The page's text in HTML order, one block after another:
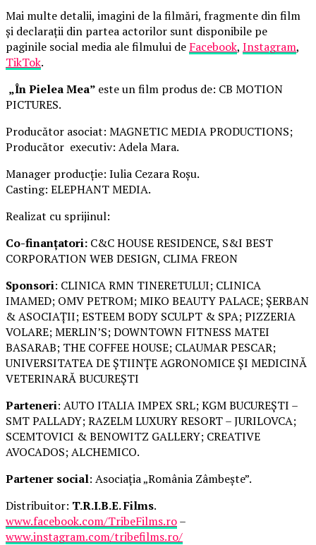
Mai multe detalii, imagini de la filmări, fragmente din film
și declarații din partea actorilor sunt disponibile pe
paginile social media ale filmului de Facebook, Instagram,
TikTok.
„În Pielea Mea” este un film produs de: CB MOTION
PICTURES.
Producător asociat: MAGNETIC MEDIA PRODUCTIONS;
Producător executiv: Adela Mara.
Manager producție: Iulia Cezara Roșu.
Casting: ELEPHANT MEDIA.
Realizat cu sprijinul:
Co-finanțatori: C&C HOUSE RESIDENCE, S&I BEST
CORPORATION WEB DESIGN, CLIMA FREON
Sponsori: CLINICA RMN TINERETULUI; CLINICA
IMAMED; OMV PETROM; MIKO BEAUTY PALACE; ȘERBAN
& ASOCIAȚII; ESTEEM BODY SCULPT & SPA; PIZZERIA
VOLARE; MERLIN’S; DOWNTOWN FITNESS MATEI
BASARAB; THE COFFEE HOUSE; CLAUMAR PESCAR;
UNIVERSITATEA DE ȘTIINȚE AGRONOMICE ȘI MEDICINĂ
VETERINARĂ BUCUREȘTI
Parteneri: AUTO ITALIA IMPEX SRL; KGM BUCUREȘTI –
SMT PALLADY; RAZELM LUXURY RESORT – JURILOVCA;
SCEMTOVICI & BENOWITZ GALLERY; CREATIVE
AVOCADOS; ALCHEMICO.
Partener social: Asociația „România Zâmbește”.
Distribuitor: T.R.I.B.E. Films.
www.facebook.com/TribeFilms.ro–
www.instagram.com/tribefilms.ro/